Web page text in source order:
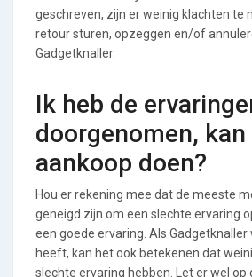
geschreven, zijn er weinig klachten te
retour sturen, opzeggen en/of
Gadgetknaller.
Ik heb de
doorgenomen,
aankoop doen?
Hou er rekening mee dat de meeste
geneigd zijn om een slechte ervaring
een goede ervaring. Als
heeft, kan het ook betekenen dat
slechte ervaring hebben. Let er wel op